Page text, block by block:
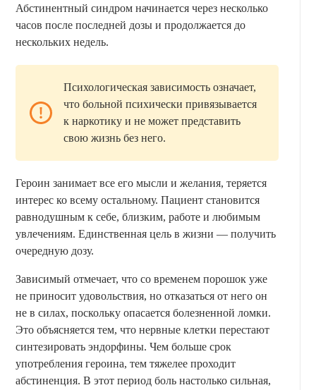
Абстинентный синдром начинается через несколько
часов после последней дозы и продолжается до
нескольких недель.
Психологическая зависимость означает,
что больной психически привязывается
к наркотику и не может представить
свою жизнь без него.
Героин занимает все его мысли и желания, теряется
интерес ко всему остальному. Пациент становится
равнодушным к себе, близким, работе и любимым
увлечениям. Единственная цель в жизни — получить
очередную дозу.
Зависимый отмечает, что со временем порошок уже
не приносит удовольствия, но отказаться от него он
не в силах, поскольку опасается болезненной ломки.
Это объясняется тем, что нервные клетки перестают
синтезировать эндорфины. Чем больше срок
употребления героина, тем тяжелее проходит
абстиненция. В этот период боль настолько сильная,